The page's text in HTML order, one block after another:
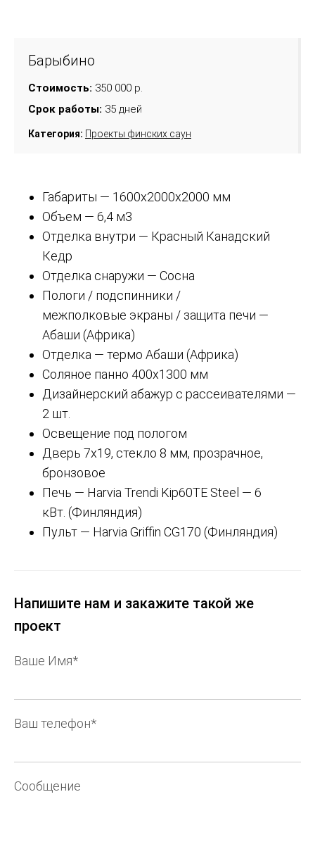
Барыбино
Стоимость: 350 000 р.
Срок работы: 35 дней
Категория: Проекты финских саун
Габариты — 1600х2000х2000 мм
Объем — 6,4 м3
Отделка внутри — Красный Канадский
Кедр
Отделка снаружи — Сосна
Пологи / подспинники /
межполковые экраны / защита печи —
Абаши (Африка)
Отделка — термо Абаши (Африка)
Соляное панно 400х1300 мм
Дизайнерский абажур с рассеивателями —
2 шт.
Освещение под пологом
Дверь 7х19, стекло 8 мм, прозрачное,
бронзовое
Печь — Harvia Trendi Kip60TE Steel — 6
кВт. (Финляндия)
Пульт — Harvia Griffin CG170 (Финляндия)
Напишите нам и закажите такой же
проект
Ваше Имя*
Ваш телефон*
Сообщение